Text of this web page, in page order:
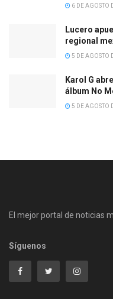
6 DE AGOSTO
Lucero
regional
5 DE AGOSTO
Karol G
álbum No
5 DE AGOSTO
El mejor portal de noticias
Síguenos